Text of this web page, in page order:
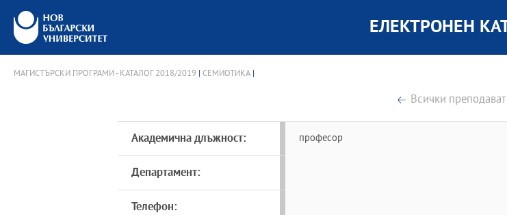
ЕЛЕКТРОНЕН
МАГИСТЪРСКИ ПРОГРАМИ - КАТАЛОГ 2018/2019 СЕМИОТИКА
Всички
Академична длъжност: професор
Департамент:
Телефон: